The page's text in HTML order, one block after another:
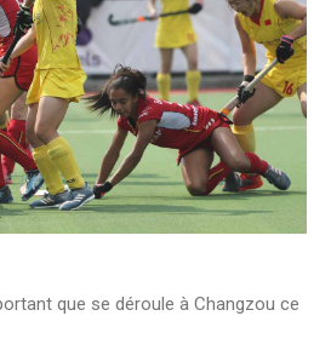
que se déroule à Changzou ce